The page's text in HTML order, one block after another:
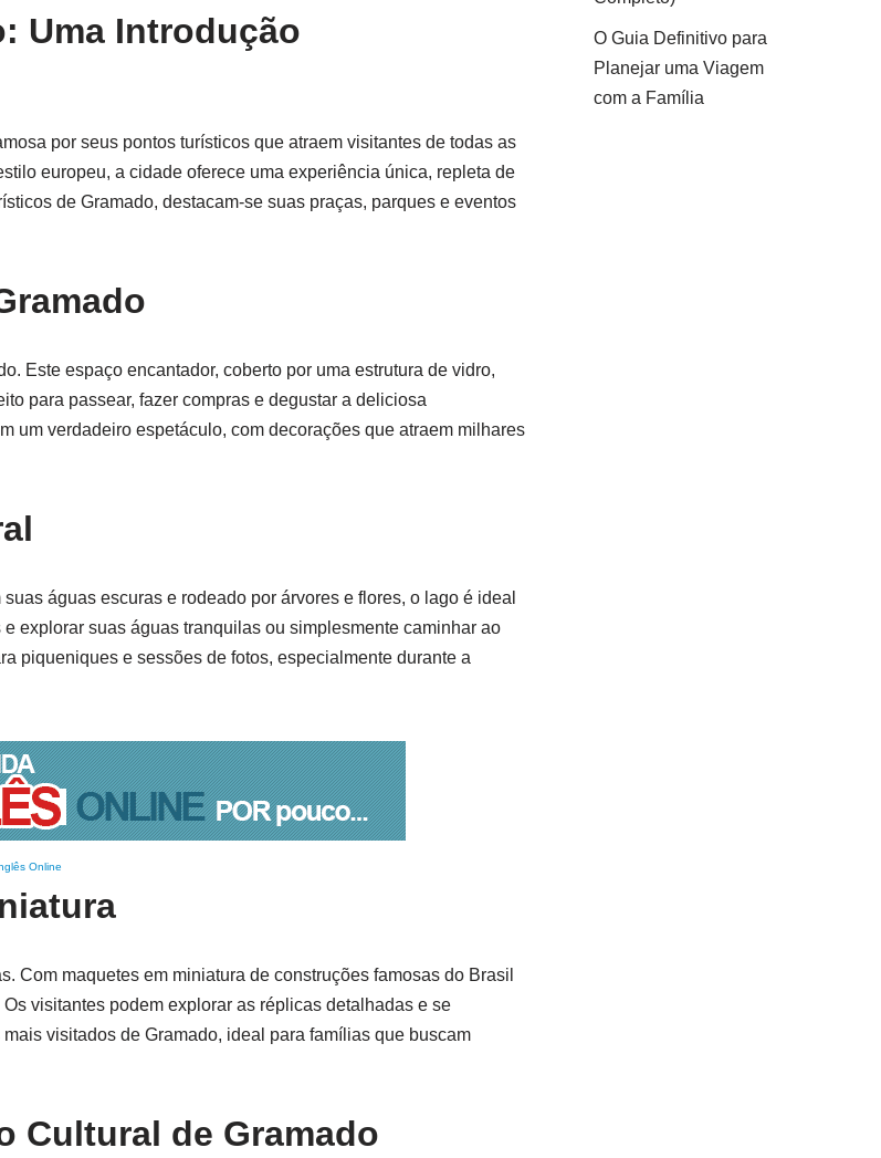
Uma Introdução
por seus pontos turísticos que atraem visitantes de todas as
europeu, a cidade oferece uma experiência única, repleta de
de Gramado, destacam-se suas praças, parques e eventos
Este espaço encantador, coberto por uma estrutura de vidro,
para passear, fazer compras e degustar a deliciosa
um verdadeiro espetáculo, com decorações que atraem milhares
águas escuras e rodeado por árvores e flores, o lago é ideal
explorar suas águas tranquilas ou simplesmente caminhar ao
piqueniques e sessões de fotos, especialmente durante a
Online
Com maquetes em miniatura de construções famosas do Brasil
visitantes podem explorar as réplicas detalhadas e se
visitados de Gramado, ideal para famílias que buscam
Cultural de Gramado
O Guia Definitivo para
Planejar uma Viagem
com a Família